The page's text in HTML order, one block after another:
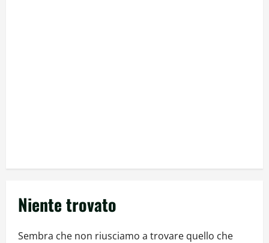
Niente trovato
Sembra che non riusciamo a trovare quello che